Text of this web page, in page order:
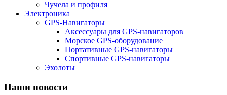
Чучела и профиля
Электроника
GPS-Навигаторы
Аксессуары для GPS-навигаторов
Морское GPS-оборудование
Портативные GPS-навигаторы
Спортивные GPS-навигаторы
Эхолоты
Наши новости